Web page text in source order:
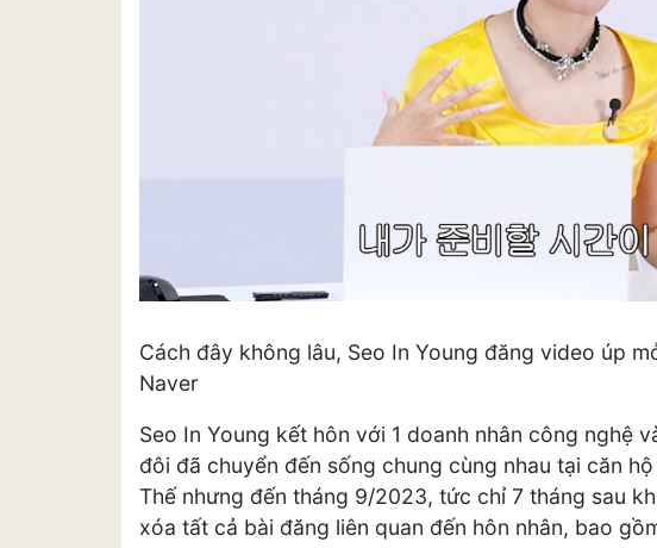
Cách đây không lâu, Seo In Young đăng video úp
Naver
Seo In Young kết hôn với 1 doanh nhân công nghệ
đôi đã chuyển đến sống chung cùng nhau tại căn
Thế nhưng đến tháng 9/2023, tức chỉ 7 tháng sau
xóa tất cả bài đăng liên quan đến hôn nhân, bao